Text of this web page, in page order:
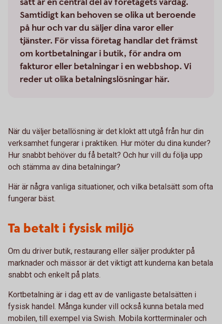
Samtidigt kan behoven se olika ut beroende
på hur och var du säljer dina varor eller
tjänster. För vissa företag handlar det främst
om kortbetalningar i butik, för andra om
fakturor eller betalningar i en webbshop. Vi
reder ut olika betalningslösningar här.
När du väljer betallösning är det klokt att utgå från hur din
verksamhet fungerar i praktiken. Hur möter du dina kunder?
Hur snabbt behöver du få betalt? Och hur vill du följa upp
och stämma av dina betalningar?
Här är några vanliga situationer, och vilka betalsätt som ofta
fungerar bäst.
Ta betalt i fysisk miljö
Om du driver butik, restaurang eller säljer produkter på
marknader och mässor är det viktigt att kunderna kan betala
snabbt och enkelt på plats.
Kortbetalning är i dag ett av de vanligaste betalsätten i
fysisk handel. Många kunder vill också kunna betala med
mobilen, till exempel via Swish. Mobila kortterminaler och